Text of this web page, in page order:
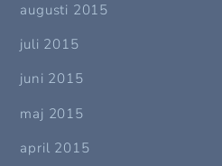
augusti 2015
juli 2015
juni 2015
maj 2015
april 2015